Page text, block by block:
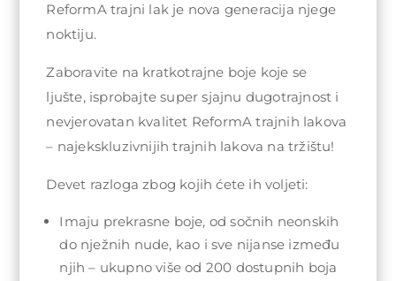
ReformA trajni lak je nova generacija njege
noktiju.
Zaboravite na kratkotrajne boje koje se
ljušte, isprobajte super sjajnu dugotrajnost i
nevjerovatan kvalitet ReformA trajnih lakova
– najekskluzivnijih trajnih lakova na tržištu!
Devet razloga zbog kojih ćete ih voljeti:
Imaju prekrasne boje, od sočnih neonskih
do nježnih nude, kao i sve nijanse između
njih – ukupno više od 200 dostupnih boja